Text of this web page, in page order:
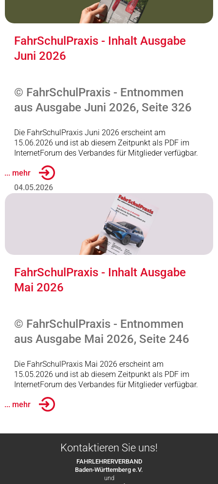
FahrSchulPraxis - Inhalt Ausgabe
Juni 2026
© FahrSchulPraxis - Entnommen
aus Ausgabe Juni 2026, Seite 326
Die FahrSchulPraxis Juni 2026 erscheint am
15.06.2026 und ist ab diesem Zeitpunkt als PDF im
InternetForum des Verbandes für Mitglieder verfügbar.
... mehr
04.05.2026
FahrSchulPraxis - Inhalt Ausgabe
Mai 2026
© FahrSchulPraxis - Entnommen
aus Ausgabe Mai 2026, Seite 246
Die FahrSchulPraxis Mai 2026 erscheint am
15.05.2026 und ist ab diesem Zeitpunkt als PDF im
InternetForum des Verbandes für Mitglieder verfügbar.
... mehr
Kontaktieren Sie uns!
FAHRLEHRERVERBAND
Baden-Württemberg e.V.
und